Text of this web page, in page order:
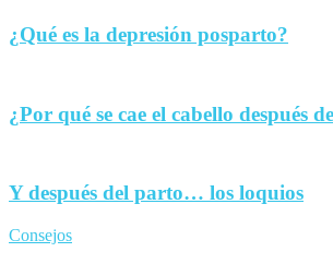
¿Qué es la depresión posparto?
¿Por qué se cae el cabello después
Y después del parto… los loquios
Consejos